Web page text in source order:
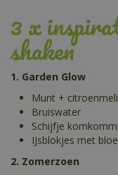
3 x
shaken
1. Garden Glow
Munt +
Bruiswater
Schijfje
IJsblokjes met
2. Zomerzoen